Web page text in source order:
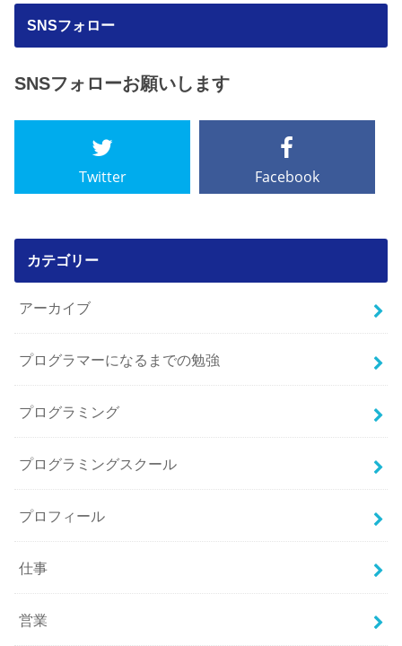
SNSフォロー
SNSフォローお願いします
Twitter Facebook
カテゴリー
アーカイブ
プログラマーになるまでの勉強
プログラミング
プログラミングスクール
プロフィール
仕事
営業